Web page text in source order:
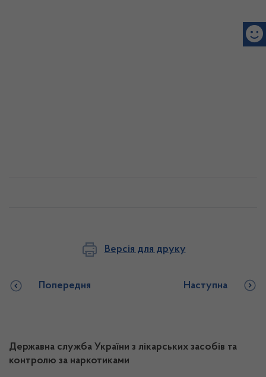
Версія для друку
Попередня Наступна
Державна служба України з лікарських засобів та
контролю за наркотиками